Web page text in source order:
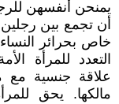
يمنحن أنفسهن
أن تجمع بين رجلين
خاص بحرائر
التعدد للمرأة
علاقة جنسية مع
مالكها. يحق